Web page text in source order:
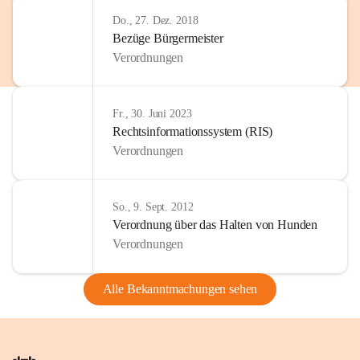
Do., 27. Dez. 2018
Bezüge Bürgermeister
Verordnungen
Fr., 30. Juni 2023
Rechtsinformationssystem (RIS)
Verordnungen
So., 9. Sept. 2012
Verordnung über das Halten von Hunden
Verordnungen
Alle Bekanntmachungen sehen